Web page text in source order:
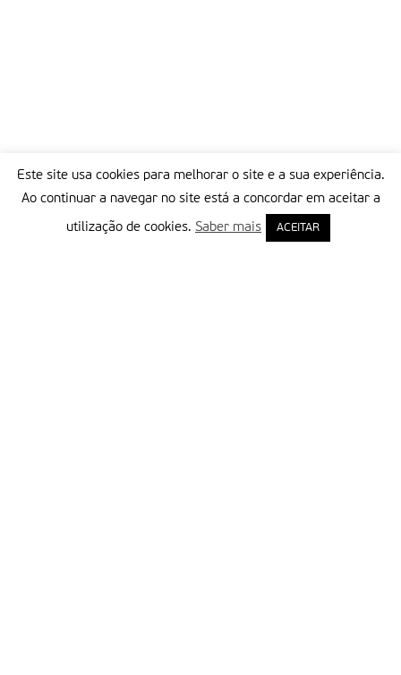
Este site usa cookies para melhorar o site e a sua experiência.
Ao continuar a navegar no site está a concordar em aceitar a
utilização de cookies. Saber mais ACEITAR